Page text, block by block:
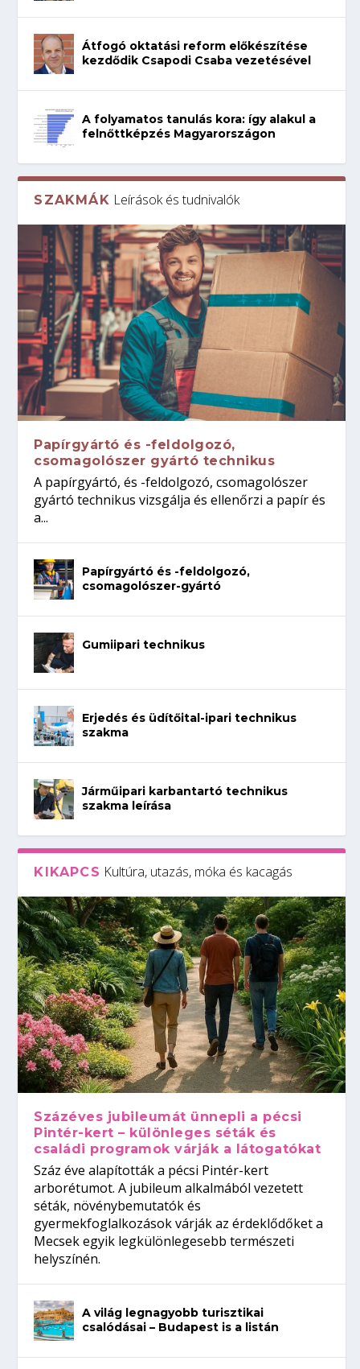
Átfogó oktatási reform előkészítése
kezdődik Csapodi Csaba vezetésével
A folyamatos tanulás kora: így alakul a
felnőttképzés Magyarországon
SZAKMÁK Leírások és tudnivalók
Papírgyártó és -feldolgozó,
csomagolószer gyártó technikus
A papírgyártó, és -feldolgozó, csomagolószer
gyártó technikus vizsgálja és ellenőrzi a papír és
a...
Papírgyártó és -feldolgozó,
csomagolószer-gyártó
Gumiipari technikus
Erjedés és üdítőital-ipari technikus
szakma
Járműipari karbantartó technikus
szakma leírása
KIKAPCS Kultúra, utazás, móka és kacagás
Százéves jubileumát ünnepli a pécsi
Pintér-kert – különleges séták és
családi programok várják a látogatókat
Száz éve alapították a pécsi Pintér-kert
arborétumot. A jubileum alkalmából vezetett
séták, növénybemutatók és
gyermekfoglalkozások várják az érdeklődőket a
Mecsek egyik legkülönlegesebb természeti
helyszínén.
A világ legnagyobb turisztikai
csalódásai – Budapest is a listán